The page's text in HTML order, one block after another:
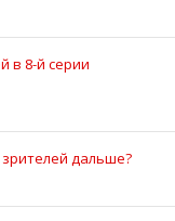
в 8-й серии
дальше?